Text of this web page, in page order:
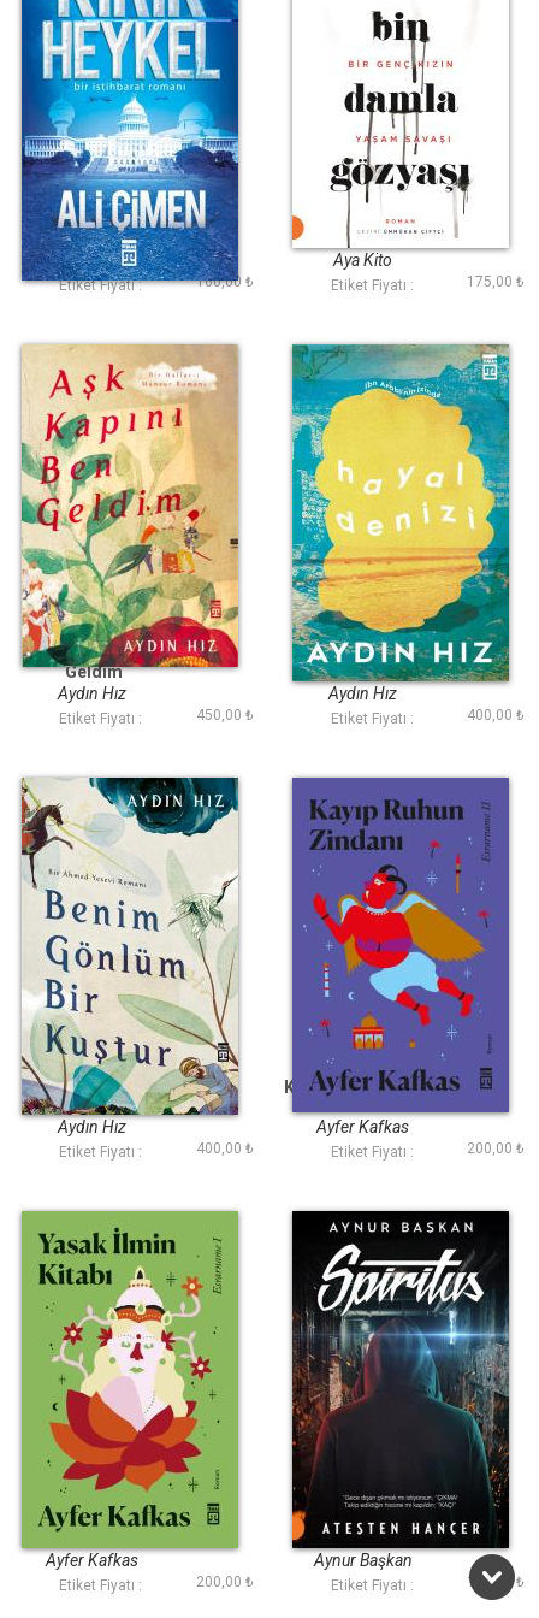
Kırık Heykel
Ali Çimen
Etiket Fiyatı : 160,00 ₺
Bin Damla Gözyaşı
Aya Kito
Etiket Fiyatı : 175,00 ₺
Aşk Kapını Ben
Geldim
Aydın Hız
Etiket Fiyatı : 450,00 ₺
Hayal Denizi
Aydın Hız
Etiket Fiyatı : 400,00 ₺
Benim Gönlüm Bir
Kuştur
Aydın Hız
Etiket Fiyatı : 400,00 ₺
Kayıp Ruhun Zindanı
Ayfer Kafkas
Etiket Fiyatı : 200,00 ₺
Yasak İlmin Kitabı
Ayfer Kafkas
Etiket Fiyatı : 200,00 ₺
Spiritus
Aynur Başkan
Etiket Fiyatı : 100,00 ₺